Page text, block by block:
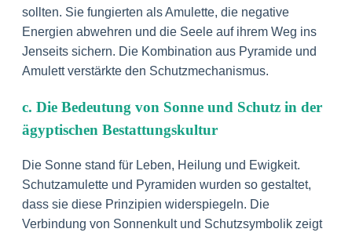
sollten. Sie fungierten als Amulette, die negative
Energien abwehren und die Seele auf ihrem Weg ins
Jenseits sichern. Die Kombination aus Pyramide und
Amulett verstärkte den Schutzmechanismus.
c. Die Bedeutung von Sonne und Schutz in der
ägyptischen Bestattungskultur
Die Sonne stand für Leben, Heilung und Ewigkeit.
Schutzamulette und Pyramiden wurden so gestaltet,
dass sie diese Prinzipien widerspiegeln. Die
Verbindung von Sonnenkult und Schutzsymbolik zeigt